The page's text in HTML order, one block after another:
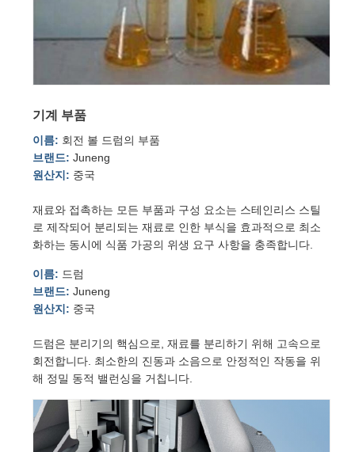
기계 부품
이름: 회전 볼 드럼의 부품
브랜드: Juneng
원산지: 중국
재료와 접촉하는 모든 부품과 구성 요소는 스테인리스 스틸
로 제작되어 분리되는 재료로 인한 부식을 효과적으로 최소
화하는 동시에 식품 가공의 위생 요구 사항을 충족합니다.
이름: 드럼
브랜드: Juneng
원산지: 중국
드럼은 분리기의 핵심으로, 재료를 분리하기 위해 고속으로
회전합니다. 최소한의 진동과 소음으로 안정적인 작동을 위
해 정밀 동적 밸런싱을 거칩니다.